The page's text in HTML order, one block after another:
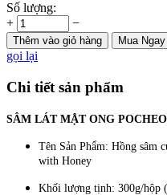
Số lượng:
+
−
Thêm vào giỏ hàng Mua Ngay
gọi lại
Chi tiết sản phẩm
SÂM LÁT MẬT ONG
Tên Sản Phẩm: Hồng sâm
with Honey
Khối lượng tịnh: 300g/hộp